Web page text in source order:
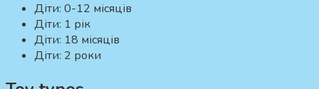
Діти: 0-12 місяців
Діти: 1 рік
Діти: 18 місяців
Діти: 2 роки